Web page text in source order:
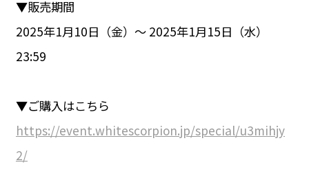
▼販売期間
2025年1月10日（金）〜 2025年1月15日（水）
23:59
▼ご購入はこちら
https://event.whitescorpion.jp/special/u3mihjy
2/